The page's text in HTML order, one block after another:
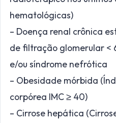
hematológicas)
– Doença renal crônica
de filtração glomerular <
e/ou síndrome nefrótica
– Obesidade mórbida
corpórea IMC ≥ 40)
– Cirrose hepática